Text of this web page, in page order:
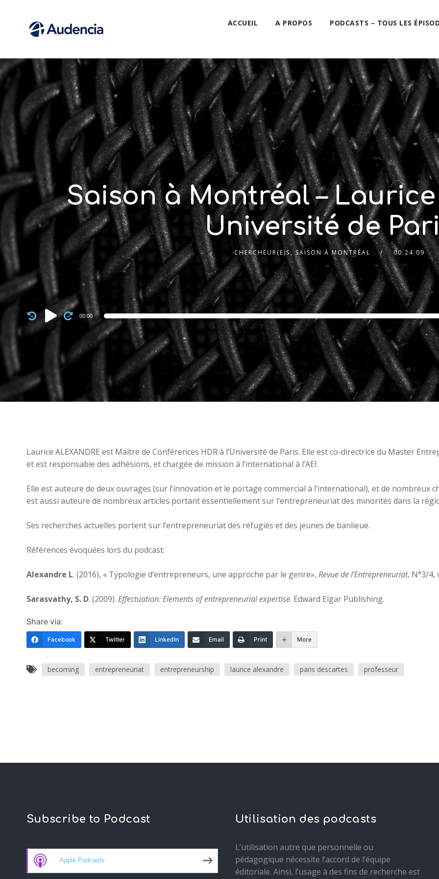
ACCUEIL A PROPOS PODCASTS – TOUS LES
Saison à Montréal – Laurice
Université de
CHERCHEUR(E)S,SAISON À MONTRÉAL 00:24:09
Audio
Player
00:00
Laurice ALEXANDRE est Maître de Conférences HDR à l’Université de Paris. Elle est co-directrice du Master
et est responsable des adhésions, et chargée de mission à l’international à l’AEI.
Elle est auteure de deux ouvrages (sur l’innovation et le portage commercial à l’international), et de nombreux
est aussi auteure de nombreux articles portant essentiellement sur l’entrepreneuriat des minorités dans la
Ses recherches actuelles portent sur l’entrepreneuriat des réfugiés et des jeunes de banlieue.
Références évoquées lors du podcast:
Alexandre L. (2016), « Typologie d’entrepreneurs, une approche par le genre», Revue de l’Entrepreneuriat, N°3/4,
Sarasvathy, S. D. (2009). Effectuation: Elements of entrepreneurial expertise. Edward Elgar Publishing.
Share via:
Facebook Twitter LinkedIn Email Print More
becoming entrepreneuriat entrepreneurship laurice alexandre paris descartes professeur
Subscribe to Podcast
Apple Podcasts
Utilisation des podcasts
L’utilisation autre que personnelle ou
pédagogique nécessite l’accord de l’équipe
éditoriale. Ainsi, l’usage à des fins de recherche est